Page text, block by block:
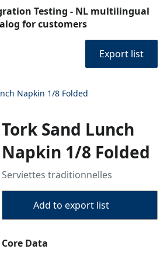
Testing - NL multilingual
for customers
Export list
Napkin 1/8 Folded
Tork Sand Lunch
Napkin 1/8 Folded
Serviettes traditionnelles
Add to export list
Core Data